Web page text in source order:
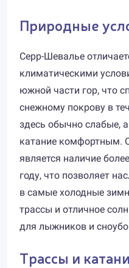
Природные
Серр-Шевалье
климатическими
южной части гор, что
снежному покрову в
здесь обычно слабые,
катание комфортным.
является наличие
году, что позволяет
в самые холодные
трассы и отличное
для лыжников и
Трассы и